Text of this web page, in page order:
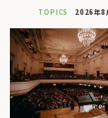
TOPICS 2026年8